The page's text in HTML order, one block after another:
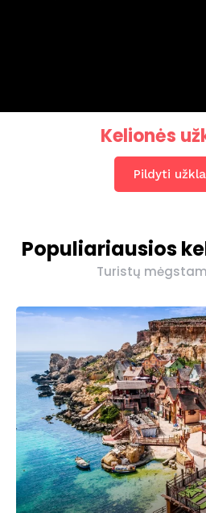
Kelionės
Pildyti
Populiariausios
Turistų